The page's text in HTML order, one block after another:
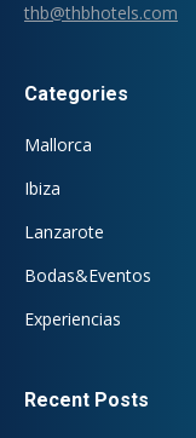
thb@thbhotels.com
Categories
Mallorca
Ibiza
Lanzarote
Bodas&Eventos
Experiencias
Recent Posts